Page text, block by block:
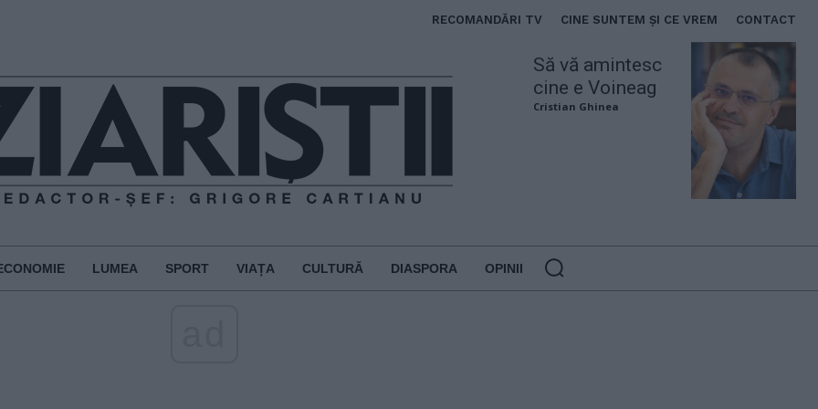
RECOMANDĂRI TV CINE SUNTEM ȘI CE VREM CONTACT
Să vă amintesc
cine e Voineag
Cristian Ghinea
LUMEA SPORT VIAȚA CULTURĂ DIASPORA OPINII